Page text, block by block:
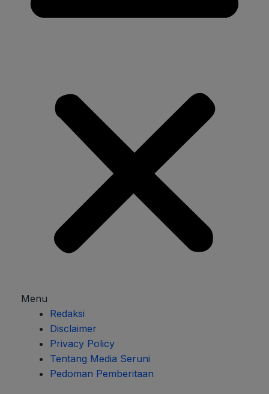
Menu
Redaksi
Disclaimer
Privacy Policy
Tentang Media Seruni
Pedoman Pemberitaan